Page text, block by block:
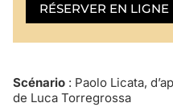
RÉSERVER EN LIGNE
Scénario : Paolo Licata,
de Luca Torregrossa